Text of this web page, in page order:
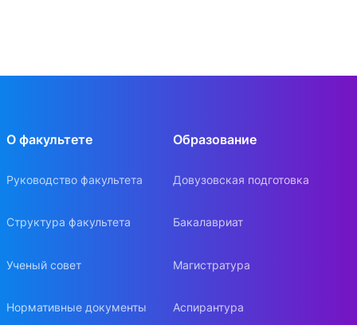
О факультете
Руководство факультета
Структура факультета
Ученый совет
Нормативные документы
Образование
Довузовская подготовка
Бакалавриат
Магистратура
Аспирантура